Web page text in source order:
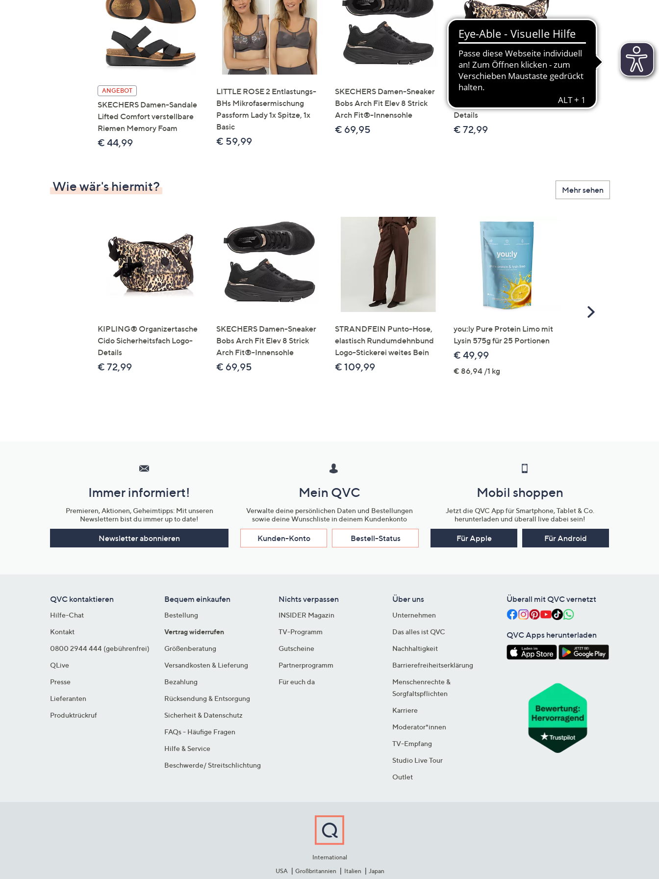
Touch-
Geräten
nach
links
bzw.
rechts,
um
diese
anzuzeigen.
ANGEBOT
SKECHERS Damen-Sandale
Lifted Comfort verstellbare
Riemen Memory Foam
€ 44,99
LITTLE ROSE 2 Entlastungs-
BHs Mikrofasermischung
Passform Lady 1x Spitze, 1x
Basic
€ 59,99
SKECHERS Damen-Sneaker
Bobs Arch Fit Elev 8 Strick
Arch Fit®-Innensohle
€ 69,95
KIPLING® Organizertasche
Details
€ 72,99
Tops Mikrofaser
Scroll
Wie wär's hiermit? Mehr sehen
KIPLING® Organizertasche
Cido Sicherheitsfach Logo-
Details
€ 72,99
SKECHERS Damen-Sneaker
Bobs Arch Fit Elev 8 Strick
Arch Fit®-Innensohle
€ 69,95
STRANDFEIN Punto-Hose,
elastisch Rundumdehnbund
Logo-Stickerei weites Bein
€ 109,99
you:ly Pure Protein Limo mit
Lysin 575g für 25 Portionen
€ 49,99
€ 86,94 /1 kg
Scroll
Unternehmensinformationen
Immer informiert!
Premieren, Aktionen, Geheimtipps: Mit unseren
Newslettern bist du immer up to date!
Newsletter abonnieren
Mein QVC
Verwalte deine persönlichen Daten und Bestellungen
sowie deine Wunschliste in deinem Kundenkonto
Kunden-Konto Bestell-Status
Mobil shoppen
Jetzt die QVC App für Smartphone, Tablet & Co.
herunterladen und überall live dabei sein!
Für Apple Für Android
QVC kontaktieren
Hilfe-Chat
Kontakt
0800 2944 444 (gebührenfrei)
QLive
Presse
Lieferanten
Produktrückruf
Bequem einkaufen
Bestellung
Vertrag widerrufen
Größenberatung
Versandkosten & Lieferung
Bezahlung
Rücksendung & Entsorgung
Sicherheit & Datenschutz
FAQs - Häufige Fragen
Hilfe & Service
Beschwerde/ Streitschlichtung
Nichts verpassen
INSIDER Magazin
TV-Programm
Gutscheine
Partnerprogramm
Für euch da
Über uns
Unternehmen
Das alles ist QVC
Nachhaltigkeit
Barrierefreiheitserklärung
Menschenrechte &
Sorgfaltspflichten
Karriere
Moderator*innen
TV-Empfang
Studio Live Tour
Outlet
Überall mit QVC vernetzt
QVC Apps herunterladen
International
USA
Großbritannien Italien Japan